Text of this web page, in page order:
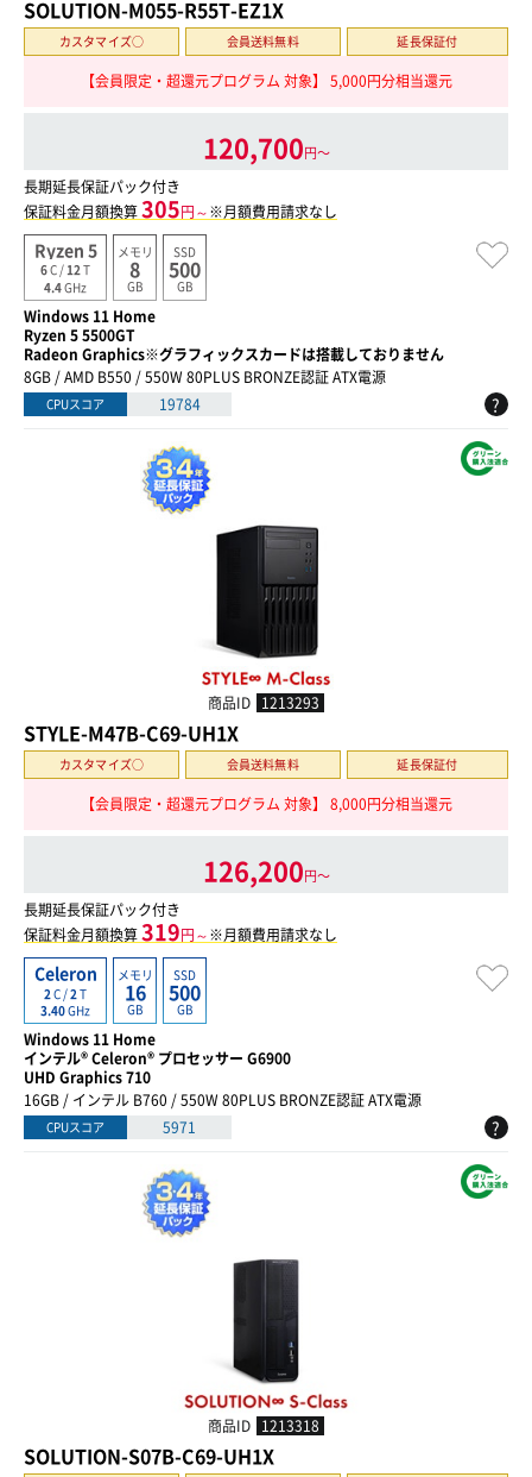
SOLUTION-M055-R55T-EZ1X
カスタマイズ○ 会員送料無料 延長保証付
【会員限定・超還元プログラム 対象】 5,000円分相当還元
120,700円〜
長期延長保証パック付き
保証料金月額換算305円～※月額費用請求なし
Ryzen 5
6C /12T
4.4GHz
メモリ
8
GB
SSD
500
GB
Windows 11 Home
Ryzen 5 5500GT
Radeon Graphics※グラフィックスカードは搭載しておりません
8GB / AMD B550 / 550W 80PLUS BRONZE認証 ATX電源
CPUスコア 19784 ?
商品ID 1213293
STYLE-M47B-C69-UH1X
カスタマイズ○ 会員送料無料 延長保証付
【会員限定・超還元プログラム 対象】 8,000円分相当還元
126,200円〜
長期延長保証パック付き
保証料金月額換算319円～※月額費用請求なし
Celeron
2 C /2 T
3.40GHz
メモリ
16
GB
SSD
500
GB
Windows 11 Home
インテル® Celeron® プロセッサー G6900
UHD Graphics 710
16GB / インテル B760 / 550W 80PLUS BRONZE認証 ATX電源
CPUスコア 5971 ?
商品ID 1213318
SOLUTION-S07B-C69-UH1X